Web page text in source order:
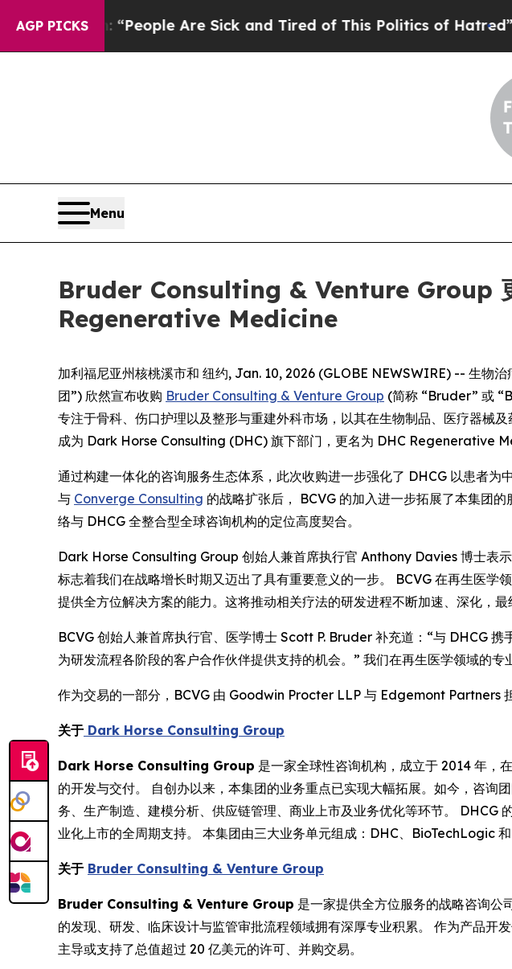
AGP PICKS
Win: “People Are Sick and Tired of This Politics of Hatred”The
Menu
Bruder Consulting & Venture Group
Regenerative Medicine
加利福尼亚州核桃溪市和 纽约, Jan. 10, 2026 (GLOBE NEWSWIRE) -- 生物
团”) 欣然宣布收购 Bruder Consulting & Venture Group (简称 “Bruder” 或
专注于骨科、伤口护理以及整形与重建外科市场，以其在生物制品、医疗器械
成为 Dark Horse Consulting (DHC) 旗下部门，更名为 DHC Regenerative
通过构建一体化的咨询服务生态体系，此次收购进一步强化了 DHCG 以患者
与 Converge Consulting 的战略扩张后， BCVG 的加入进一步拓展了本集团
络与 DHCG 全整合型全球咨询机构的定位高度契合。
Dark Horse Consulting Group 创始人兼首席执行官 Anthony Davies 博士表
标志着我们在战略增长时期又迈出了具有重要意义的一步。 BCVG 在再生医
提供全方位解决方案的能力。这将推动相关疗法的研发进程不断加速、深化，最
BCVG 创始人兼首席执行官、医学博士 Scott P. Bruder 补充道：“与 DHCG
为研发流程各阶段的客户合作伙伴提供支持的机会。” 我们在再生医学领域的
作为交易的一部分，BCVG 由 Goodwin Procter LLP 与 Edgemont Partners
关于 Dark Horse Consulting Group
Dark Horse Consulting Group 是一家全球性咨询机构，成立于 2014 年，
的开发与交付。 自创办以来，本集团的业务重点已实现大幅拓展。如今，咨
务、生产制造、建模分析、供应链管理、商业上市及业务优化等环节。 DHCG
业化上市的全周期支持。 本集团由三大业务单元组成：DHC、BioTechLogic
关于 Bruder Consulting & Venture Group
Bruder Consulting & Venture Group 是一家提供全方位服务的战略咨询公
的发现、研发、临床设计与监管审批流程领域拥有深厚专业积累。 作为产品
主导或支持了总值超过 20 亿美元的许可、并购交易。